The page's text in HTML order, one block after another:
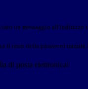
un messaggio all'indirizzo
il reset della password tramite
di posta elettronica!